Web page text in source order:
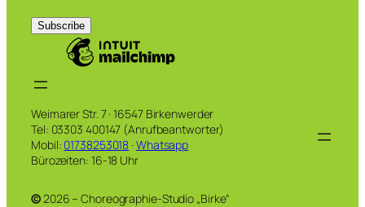
Weimarer Str. 7 · 16547 Birkenwerder
Tel: 03303 400147 (Anrufbeantworter)
Mobil: 01738253018 · Whatsapp
Bürozeiten: 16-18 Uhr
©2026 – Choreographie-Studio „Birke“